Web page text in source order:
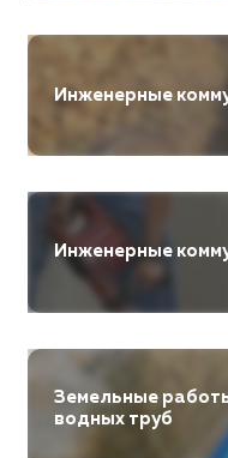
Инженерные
Инженерные
Земельные
водных труб